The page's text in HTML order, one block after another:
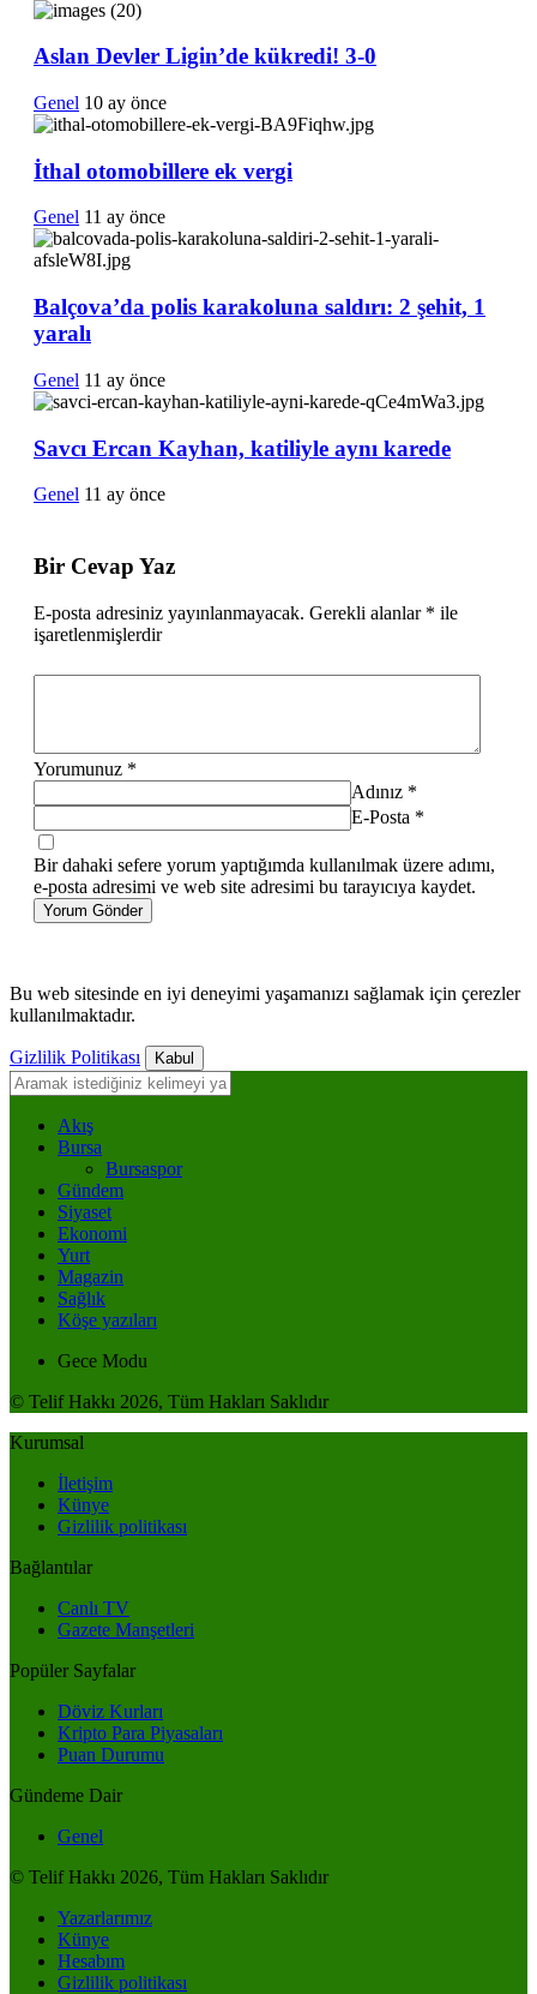
Aslan Devler Ligin’de kükredi! 3-0
Genel 10 ay önce
İthal otomobillere ek vergi
Genel 11 ay önce
Balçova’da polis karakoluna saldırı: 2 şehit, 1
yaralı
Genel 11 ay önce
Savcı Ercan Kayhan, katiliyle aynı karede
Genel 11 ay önce
Bir Cevap Yaz
E-posta adresiniz yayınlanmayacak. Gerekli alanlar * ile
işaretlenmişlerdir
Yorumunuz *
Adınız *
E-Posta *
Bir dahaki sefere yorum yaptığımda kullanılmak üzere adımı,
e-posta adresimi ve web site adresimi bu tarayıcıya kaydet.
Yorum Gönder
Bu web sitesinde en iyi deneyimi yaşamanızı sağlamak için çerezler
kullanılmaktadır.
Gizlilik Politikası Kabul
Akış
Bursa
Bursaspor
Gündem
Siyaset
Ekonomi
Yurt
Magazin
Sağlık
Köşe yazıları
Gece Modu
© Telif Hakkı 2026, Tüm Hakları Saklıdır
Kurumsal
İletişim
Künye
Gizlilik politikası
Bağlantılar
Canlı TV
Gazete Manşetleri
Popüler Sayfalar
Döviz Kurları
Kripto Para Piyasaları
Puan Durumu
Gündeme Dair
Genel
© Telif Hakkı 2026, Tüm Hakları Saklıdır
Yazarlarımız
Künye
Hesabım
Gizlilik politikası